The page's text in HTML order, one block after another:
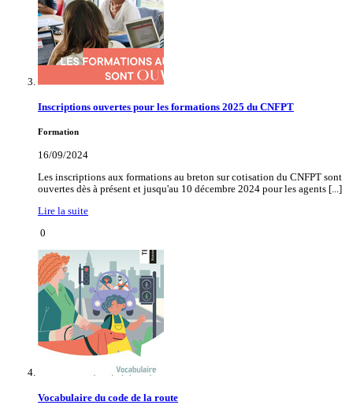
Inscriptions ouvertes pour les formations 2025 du CNFPT
Formation
16/09/2024
Les inscriptions aux formations au breton sur cotisation du CNFPT sont
ouvertes dès à présent et jusqu'au 10 décembre 2024 pour les agents [...]
Lire la suite
0
Vocabulaire du code de la route